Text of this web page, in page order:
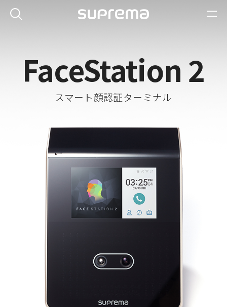
FaceStation 2
スマート顔認証ターミナル